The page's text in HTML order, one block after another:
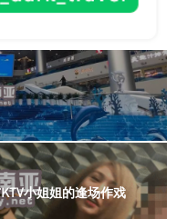
小姐姐的逢场作戏